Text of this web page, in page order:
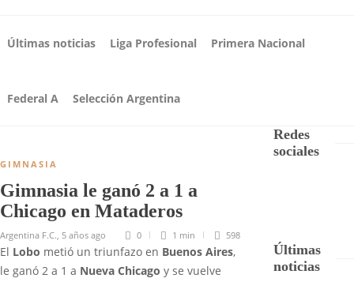
Últimas noticias Liga Profesional Primera Nacional
Federal A Selección Argentina
GIMNASIA
Gimnasia le ganó 2 a 1 a
Chicago en Mataderos
Argentina F.C., 5 años ago 0 1 min 598
El Lobo metió un triunfazo en Buenos Aires,
le ganó 2 a 1 a Nueva Chicago y se vuelve
Redes
sociales
Últimas
noticias